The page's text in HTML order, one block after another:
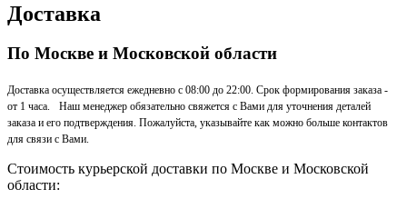
Доставка
По Москве и Московской области
Доставка осуществляется ежедневно с 08:00 до 22:00. Срок формирования заказа -
от 1 часа. Наш менеджер обязательно свяжется с Вами для уточнения деталей
заказа и его подтверждения. Пожалуйста, указывайте как можно больше контактов
для связи с Вами.
Стоимость курьерской доставки по Москве и Московской
области: